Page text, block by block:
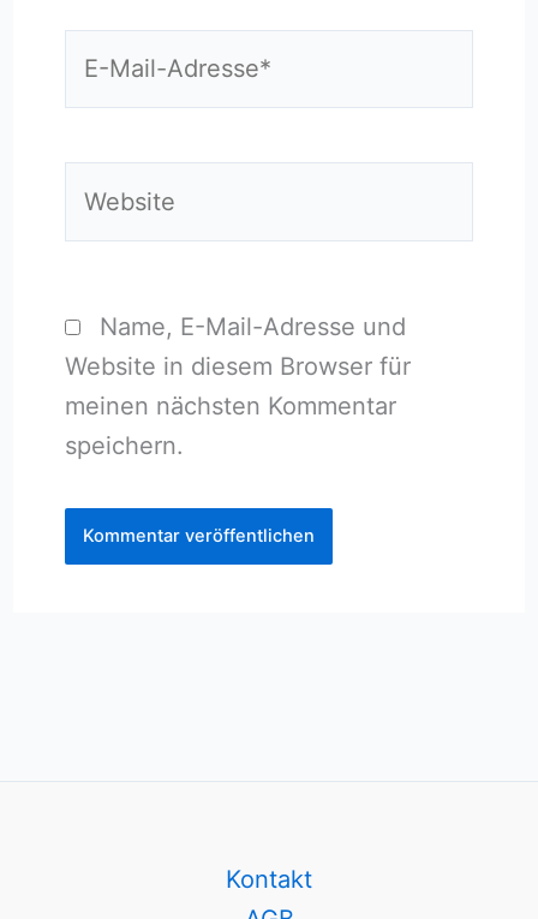
Name, E-Mail-Adresse und
Website in diesem Browser für
meinen nächsten Kommentar
speichern.
Kontakt